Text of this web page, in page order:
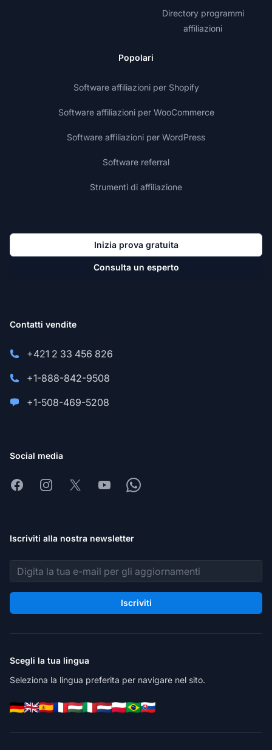
Directory programmi
affiliazioni
Popolari
Software affiliazioni per Shopify
Software affiliazioni per WooCommerce
Software affiliazioni per WordPress
Software referral
Strumenti di affiliazione
Inizia prova gratuita
Consulta un esperto
Contatti vendite
+421 2 33 456 826
+1-888-842-9508
+1-508-469-5208
Social media
FacebookInstagram
X YoutubeWhatsapp
Iscriviti alla nostra newsletter
Indirizzo email
Iscriviti
Scegli la tua lingua
Seleziona la lingua preferita per navigare nel sito.